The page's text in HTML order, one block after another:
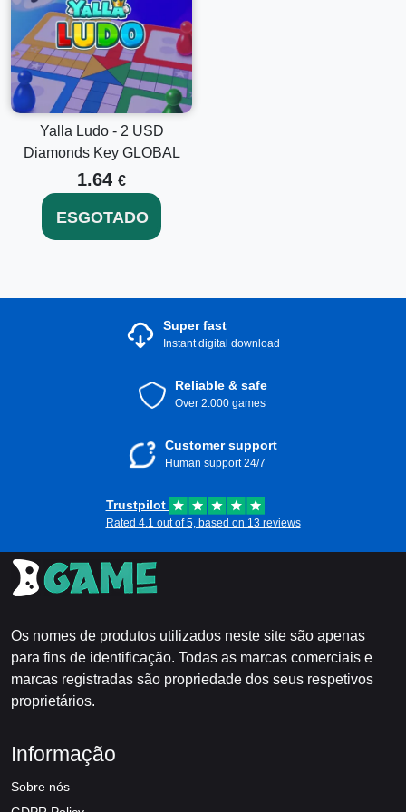
Yalla Ludo - 2 USD
Diamonds Key GLOBAL
1.64 €
ESGOTADO
Super fast
Instant digital download
Reliable & safe
Over 2.000 games
Customer support
Human support 24/7
Trustpilot
Rated 4.1 out of 5, based on 13 reviews
Os nomes de produtos utilizados neste site são apenas
para fins de identificação. Todas as marcas comerciais e
marcas registradas são propriedade dos seus respetivos
proprietários.
Informação
Sobre nós